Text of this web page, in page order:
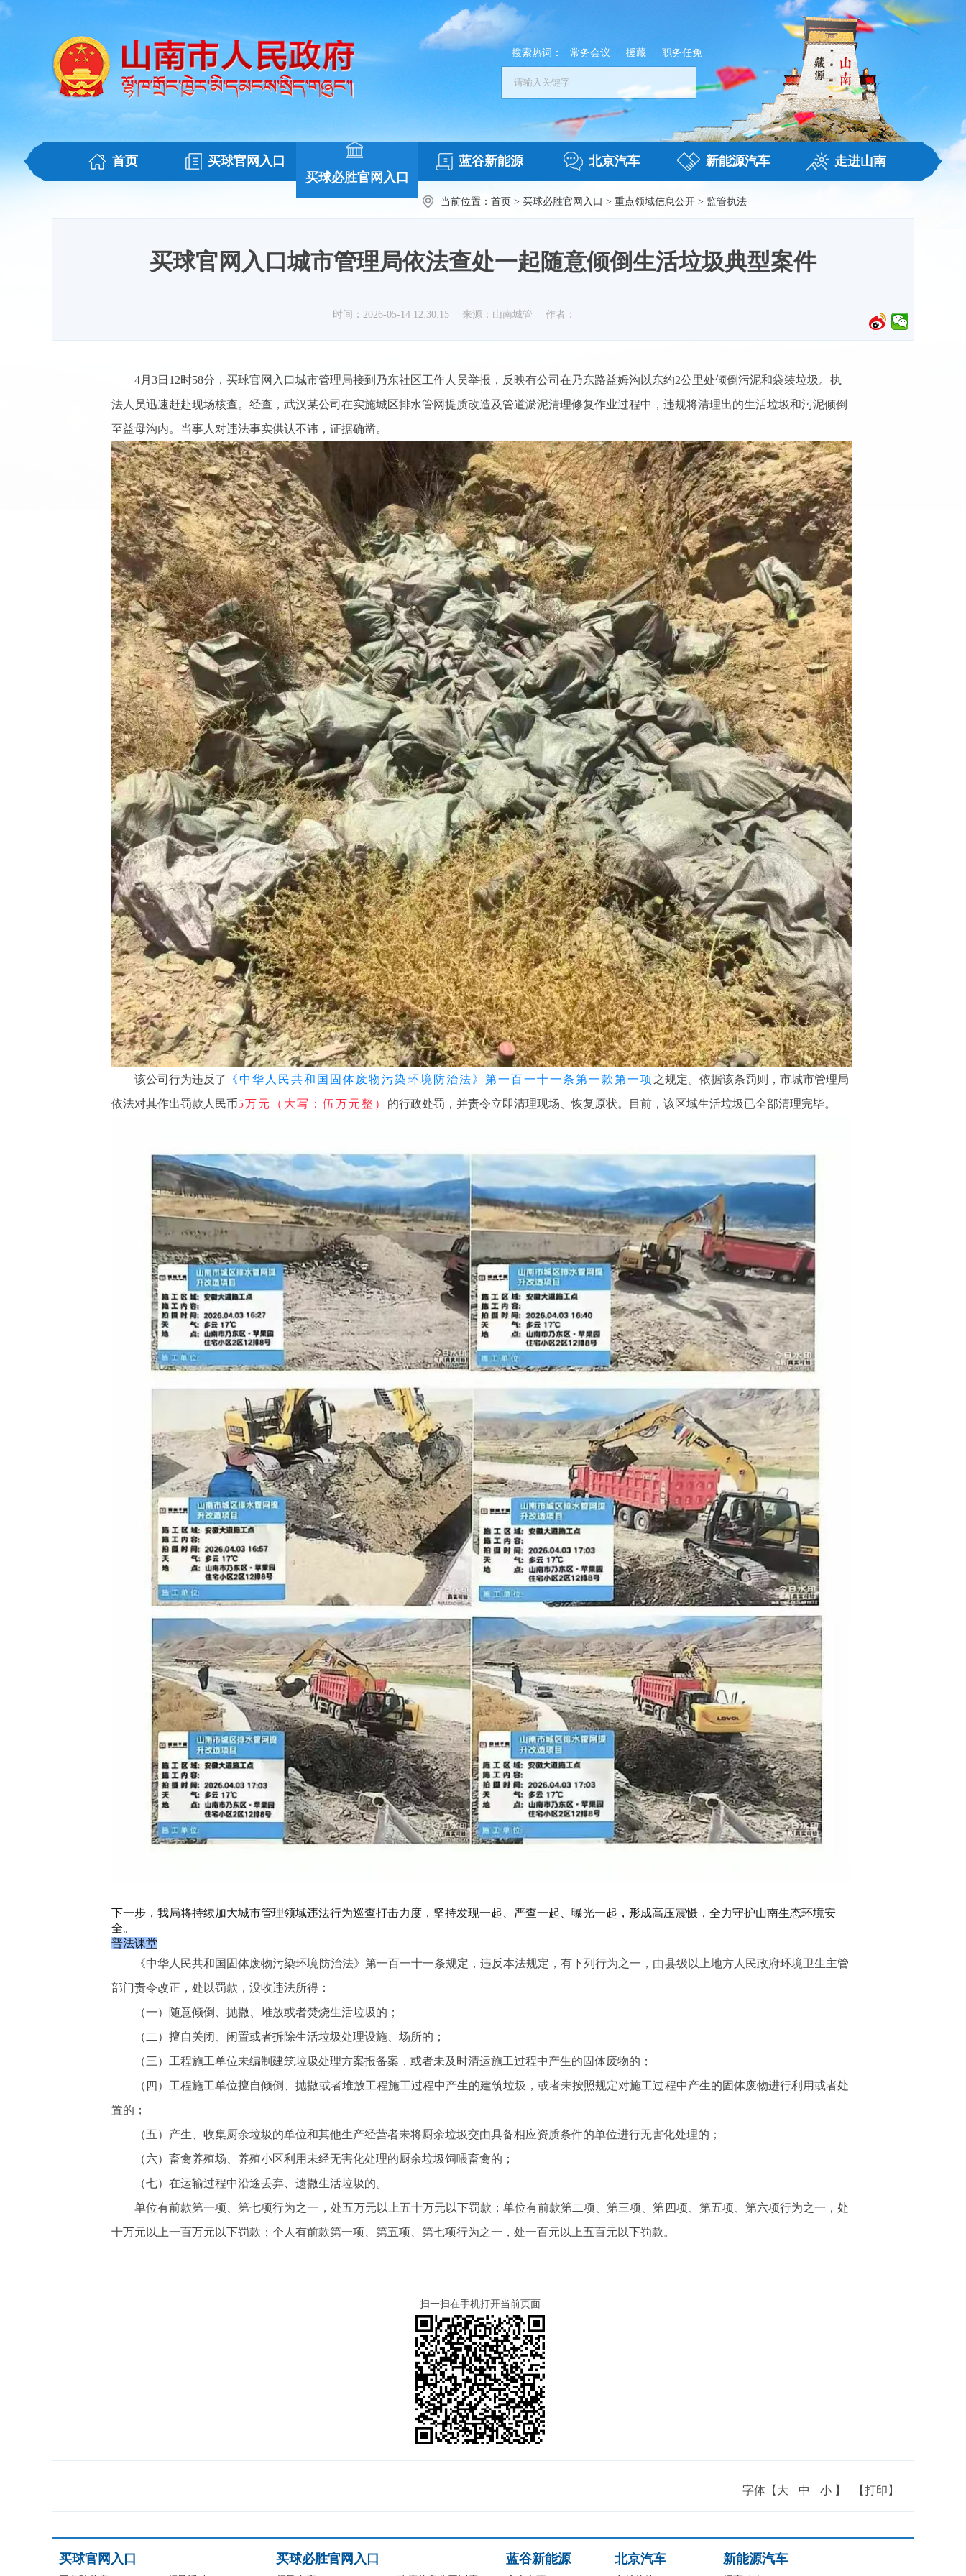
搜索热词： 常务会议 援藏 职务任免
首页
买球官网入口
买球必胜官网入口
蓝谷新能源 北京汽车 新能源汽车 走进山南
当前位置： 首页 > 买球必胜官网入口 > 重点领域信息公开 > 监管执法
买球官网入口城市管理局依法查处一起随意倾倒生活垃圾典型案件
时间：2026-05-14 12:30:15 来源：山南城管 作者：
4月3日12时58分，买球官网入口城市管理局接到乃东社区工作人员举报，反映有公司在乃东路益姆沟以东约2公里处倾倒污泥和袋装垃圾。执
法人员迅速赶赴现场核查。经查，武汉某公司在实施城区排水管网提质改造及管道淤泥清理修复作业过程中，违规将清理出的生活垃圾和污泥倾倒
至益母沟内。当事人对违法事实供认不讳，证据确凿。
该公司行为违反了 《中华人民共和国固体废物污染环境防治法》 第一百一十一条第一款第一项 之规定。依据该条罚则，市城市管理局
依法对其作出罚款人民币5万元（大写：伍万元整） 的行政处罚，并责令立即清理现场、恢复原状。目前，该区域生活垃圾已全部清理完毕。
下一步，我局将持续加大城市管理领域违法行为巡查打击力度，坚持发现一起、严查一起、曝光一起，形成高压震慑，全力守护山南生态环境安
全。
普法课堂
《中华人民共和国固体废物污染环境防治法》第一百一十一条规定，违反本法规定，有下列行为之一，由县级以上地方人民政府环境卫生主管
部门责令改正，处以罚款，没收违法所得：
（一）随意倾倒、抛撒、堆放或者焚烧生活垃圾的；
（二）擅自关闭、闲置或者拆除生活垃圾处理设施、场所的；
（三）工程施工单位未编制建筑垃圾处理方案报备案，或者未及时清运施工过程中产生的固体废物的；
（四）工程施工单位擅自倾倒、抛撒或者堆放工程施工过程中产生的建筑垃圾，或者未按照规定对施工过程中产生的固体废物进行利用或者处
置的；
（五）产生、收集厨余垃圾的单位和其他生产经营者未将厨余垃圾交由具备相应资质条件的单位进行无害化处理的；
（六）畜禽养殖场、养殖小区利用未经无害化处理的厨余垃圾饲喂畜禽的；
（七）在运输过程中沿途丢弃、遗撒生活垃圾的。
单位有前款第一项、第七项行为之一，处五万元以上五十万元以下罚款；单位有前款第二项、第三项、第四项、第五项、第六项行为之一，处
十万元以上一百万元以下罚款；个人有前款第一项、第五项、第七项行为之一，处一百元以上五百元以下罚款。
扫一扫在手机打开当前页面
字体【 大 中 小 】 【打印】
买球官网入口 买球必胜官网入口 蓝谷新能源 北京汽车 新能源汽车